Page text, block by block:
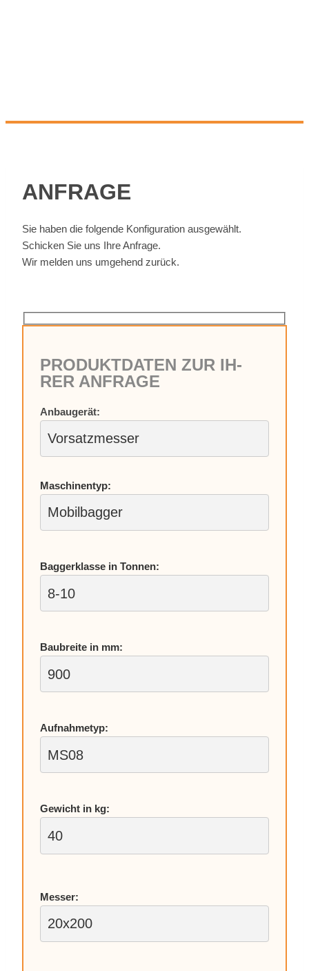
AN­FRA­GE
Sie ha­ben die fol­gen­de Kon­fi­gu­ra­ti­on aus­ge­wählt.
Schi­cken Sie uns Ihre An­fra­ge.
Wir mel­den uns um­ge­hend zu­rück.
PRO­DUKT­DA­TEN ZUR IH­
RER AN­FRA­GE
An­bau­ge­rät:
Ma­schi­nen­typ:
Bag­ger­klas­se in Ton­nen:
Bau­brei­te in mm:
Auf­nah­me­typ:
Ge­wicht in kg:
Mes­ser: